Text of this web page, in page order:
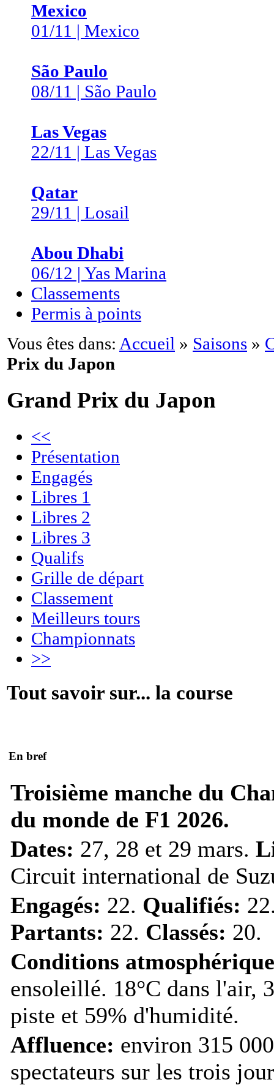
Mexico
01/11 | Mexico
São Paulo
08/11 | São Paulo
Las Vegas
22/11 | Las Vegas
Qatar
29/11 | Losail
Abou Dhabi
06/12 | Yas Marina
Classements
Permis à points
Vous êtes dans: Accueil » Saisons »
Prix du Japon
Grand Prix du Japon
<<
Présentation
Engagés
Libres 1
Libres 2
Libres 3
Qualifs
Grille de départ
Classement
Meilleurs tours
Championnats
>>
Tout savoir sur... la course
En bref
Troisième manche du
du monde de F1 2026.
Dates: 27, 28 et 29 mars.
Circuit international de
Engagés: 22. Qualifiés:
Partants: 22. Classés: 20.
Conditions
ensoleillé. 18°C dans l'air,
piste et 59% d'humidité.
Affluence: environ 315 000
spectateurs sur les trois